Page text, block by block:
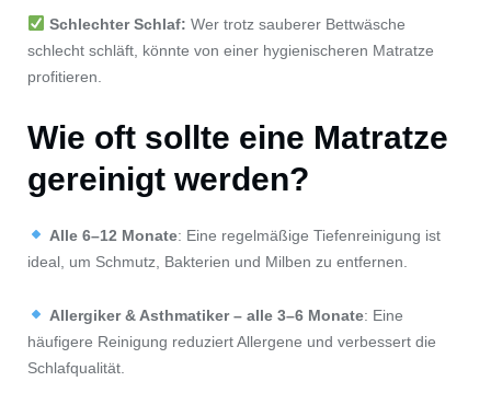
Schlechter Schlaf: Wer trotz sauberer Bettwäsche
schlecht schläft, könnte von einer hygienischeren Matratze
profitieren.
Wie oft sollte eine Matratze
gereinigt werden?
Alle 6–12 Monate: Eine regelmäßige Tiefenreinigung ist
ideal, um Schmutz, Bakterien und Milben zu entfernen.
Allergiker & Asthmatiker – alle 3–6 Monate: Eine
häufigere Reinigung reduziert Allergene und verbessert die
Schlafqualität.